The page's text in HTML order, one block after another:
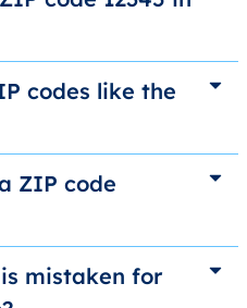
codes like the
ZIP code
mistaken for